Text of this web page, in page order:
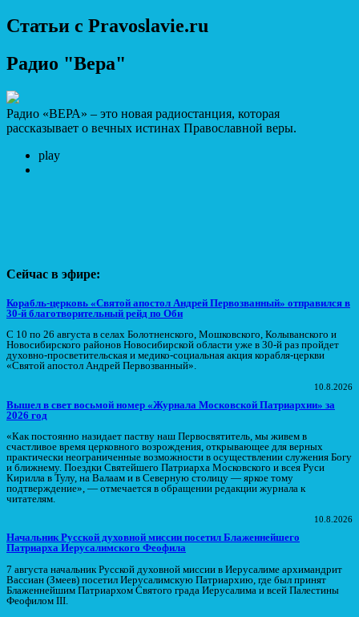
Статьи с Pravoslavie.ru
Радио "Вера"
Радио «ВЕРА» – это новая радиостанция, которая
рассказывает о вечных истинах Православной веры.
play
Сейчас в эфире:
Корабль-церковь «Святой апостол Андрей Первозванный» отправился в
30-й благотворительный рейд по Оби
С 10 по 26 августа в селах Болотненского, Мошковского, Колыванского и
Новосибирского районов Новосибирской области уже в 30-й раз пройдет
духовно-просветительская и медико-социальная акция корабля-церкви
«Святой апостол Андрей Первозванный».
10.8.2026
Вышел в свет восьмой номер «Журнала Московской Патриархии» за
2026 год
«Как постоянно назидает паству наш Первосвятитель, мы живем в
счастливое время церковного возрождения, открывающее для верных
практически неограниченные возможности в осуществлении служения Богу
и ближнему. Поездки Святейшего Патриарха Московского и всея Руси
Кирилла в Тулу, на Валаам и в Северную столицу — яркое тому
подтверждение», — отмечается в обращении редакции журнала к
читателям.
10.8.2026
Начальник Русской духовной миссии посетил Блаженнейшего
Патриарха Иерусалимского Феофила
7 августа начальник Русской духовной миссии в Иерусалиме архимандрит
Вассиан (Змеев) посетил Иерусалимскую Патриархию, где был принят
Блаженнейшим Патриархом Святого града Иерусалима и всей Палестины
Феофилом III.